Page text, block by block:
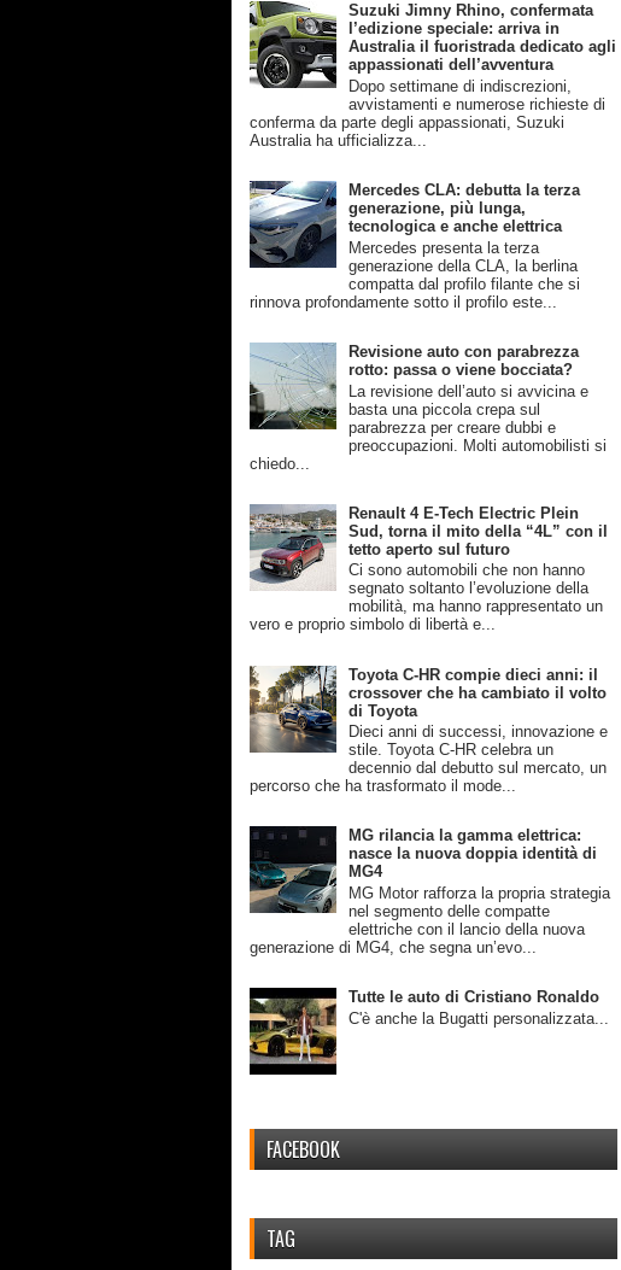
Suzuki Jimny Rhino, confermata
l’edizione speciale: arriva in
Australia il fuoristrada dedicato agli
appassionati dell’avventura
Dopo settimane di indiscrezioni,
avvistamenti e numerose richieste di
conferma da parte degli appassionati, Suzuki
Australia ha ufficializza...
Mercedes CLA: debutta la terza
generazione, più lunga,
tecnologica e anche elettrica
Mercedes presenta la terza
generazione della CLA, la berlina
compatta dal profilo filante che si
rinnova profondamente sotto il profilo este...
Revisione auto con parabrezza
rotto: passa o viene bocciata?
La revisione dell’auto si avvicina e
basta una piccola crepa sul
parabrezza per creare dubbi e
preoccupazioni. Molti automobilisti si
chiedo...
Renault 4 E-Tech Electric Plein
Sud, torna il mito della “4L” con il
tetto aperto sul futuro
Ci sono automobili che non hanno
segnato soltanto l’evoluzione della
mobilità, ma hanno rappresentato un
vero e proprio simbolo di libertà e...
Toyota C-HR compie dieci anni: il
crossover che ha cambiato il volto
di Toyota
Dieci anni di successi, innovazione e
stile. Toyota C-HR celebra un
decennio dal debutto sul mercato, un
percorso che ha trasformato il mode...
MG rilancia la gamma elettrica:
nasce la nuova doppia identità di
MG4
MG Motor rafforza la propria strategia
nel segmento delle compatte
elettriche con il lancio della nuova
generazione di MG4, che segna un’evo...
Tutte le auto di Cristiano Ronaldo
C'è anche la Bugatti personalizzata...
FACEBOOK
TAG